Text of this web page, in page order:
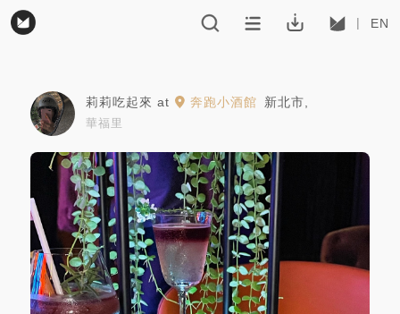
EN
莉莉吃起來 at 奔跑小酒館 新北市
華福里